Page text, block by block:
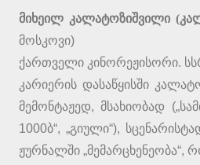
მიხეილ კალატოზიშვილი
მოსკოვი)
ქართველი კინორეჟისორი.
კარიერის დასაწყისში
მემონტაჟედ, მსახიობად
1000ბ“, „გიული“),
ჟურნალში „მემარცხენეობა“,